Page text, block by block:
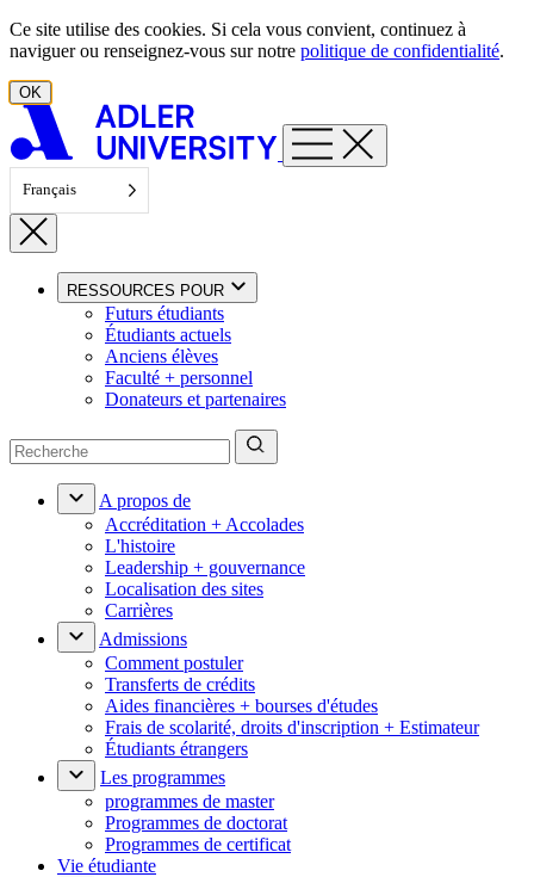
Aller au contenu
Ce site utilise des cookies. Si cela vous convient, continuez à
naviguer ou renseignez-vous sur notre politique de confidentialité.
OK
Français
RESSOURCES POUR
Futurs étudiants
Étudiants actuels
Anciens élèves
Faculté + personnel
Donateurs et partenaires
A propos de
Accréditation + Accolades
L'histoire
Leadership + gouvernance
Localisation des sites
Carrières
Admissions
Comment postuler
Transferts de crédits
Aides financières + bourses d'études
Frais de scolarité, droits d'inscription + Estimateur
Étudiants étrangers
Les programmes
programmes de master
Programmes de doctorat
Programmes de certificat
Vie étudiante